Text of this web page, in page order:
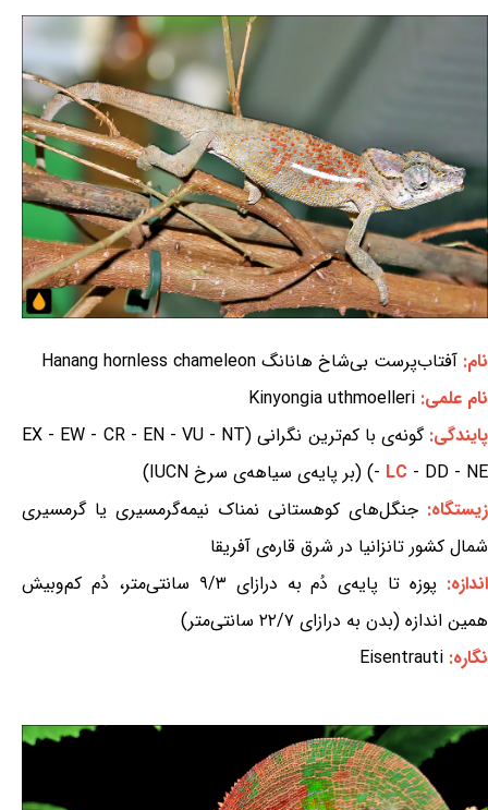
نام: آفتاب‌پرست بی‌شاخ هانانگ Hanang hornless chameleon
نام علمی: Kinyongia uthmoelleri
پایندگی:
گونه‌ی با کم‌ترین نگرانی (EX - EW - CR - EN - VU - NT
- LC - DD - NE) (بر پایه‌ی سیاهه‌ی سرخ IUCN)
زیستگاه: جنگل‌های کوهستانی نمناک نیمه‌گرمسیری یا گرمسیری
شمال کشور تانزانیا در شرق قاره‌ی آفریقا
اندازه:
پوزه تا پایه‌ی دُم به درازای ۹/۳ سانتی‌متر، دُم کم‌وبیش
همین اندازه (بدن به درازای ۲۲/۷ سانتی‌متر)
نگاره: Eisentrauti